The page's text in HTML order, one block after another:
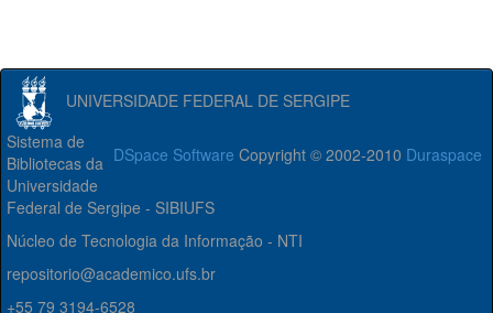
UNIVERSIDADE FEDERAL DE SERGIPE
DSpace Software Copyright © 2002-2010 Duraspace
Sistema de
Bibliotecas da
Universidade
Federal de Sergipe - SIBIUFS
Núcleo de Tecnologia da Informação - NTI
repositorio@academico.ufs.br
+55 79 3194-6528